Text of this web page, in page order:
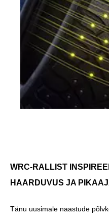
WRC-RALLIST
HAARDUVUS JA
Tänu uusimale naastude